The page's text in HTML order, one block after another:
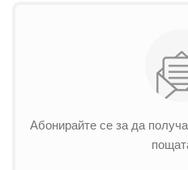
Абонирайте се за да